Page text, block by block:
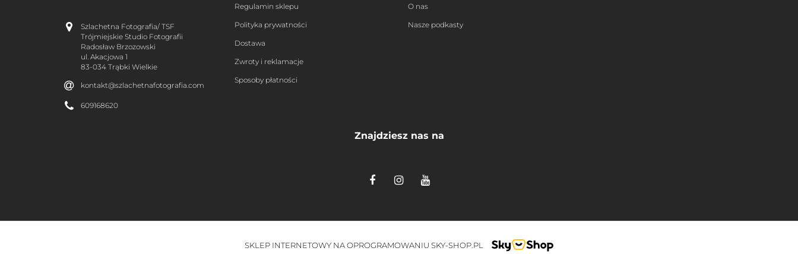
Szlachetna Fotografia/ TSF
Trójmiejskie Studio Fotografii
Radosław Brzozowski
ul. Akacjowa 1
83-034 Trąbki Wielkie
kontakt@szlachetnafotografia.com
609168620
Regulamin sklepu
Polityka prywatności
Dostawa
Zwroty i reklamacje
Sposoby płatności
O nas
Nasze podkasty
Znajdziesz nas na
SKLEP INTERNETOWY NA OPROGRAMOWANIU SKY-SHOP.PL